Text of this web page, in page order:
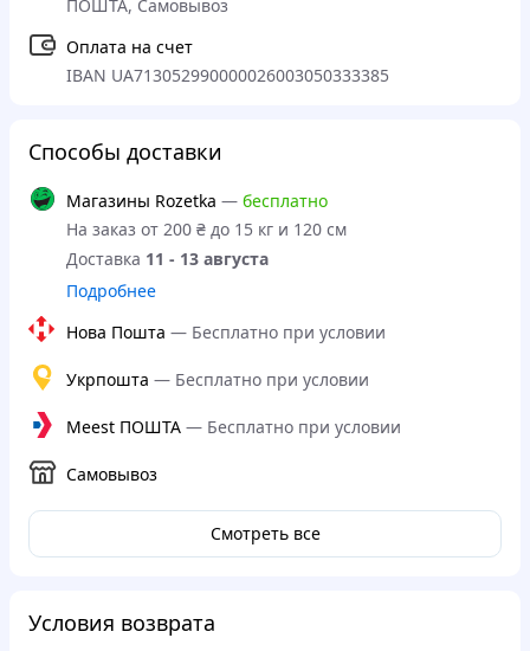
ПОШТА, Самовывоз
Оплата на счет
IBAN UA713052990000026003050333385
Способы доставки
Магазины Rozetka — бесплатно
На заказ от 200 ₴ до 15 кг и 120 см
Доставка 11 - 13 августа
Подробнее
Нова Пошта — Бесплатно при условии
Укрпошта — Бесплатно при условии
Meest ПОШТА — Бесплатно при условии
Самовывоз
Смотреть все
Условия возврата